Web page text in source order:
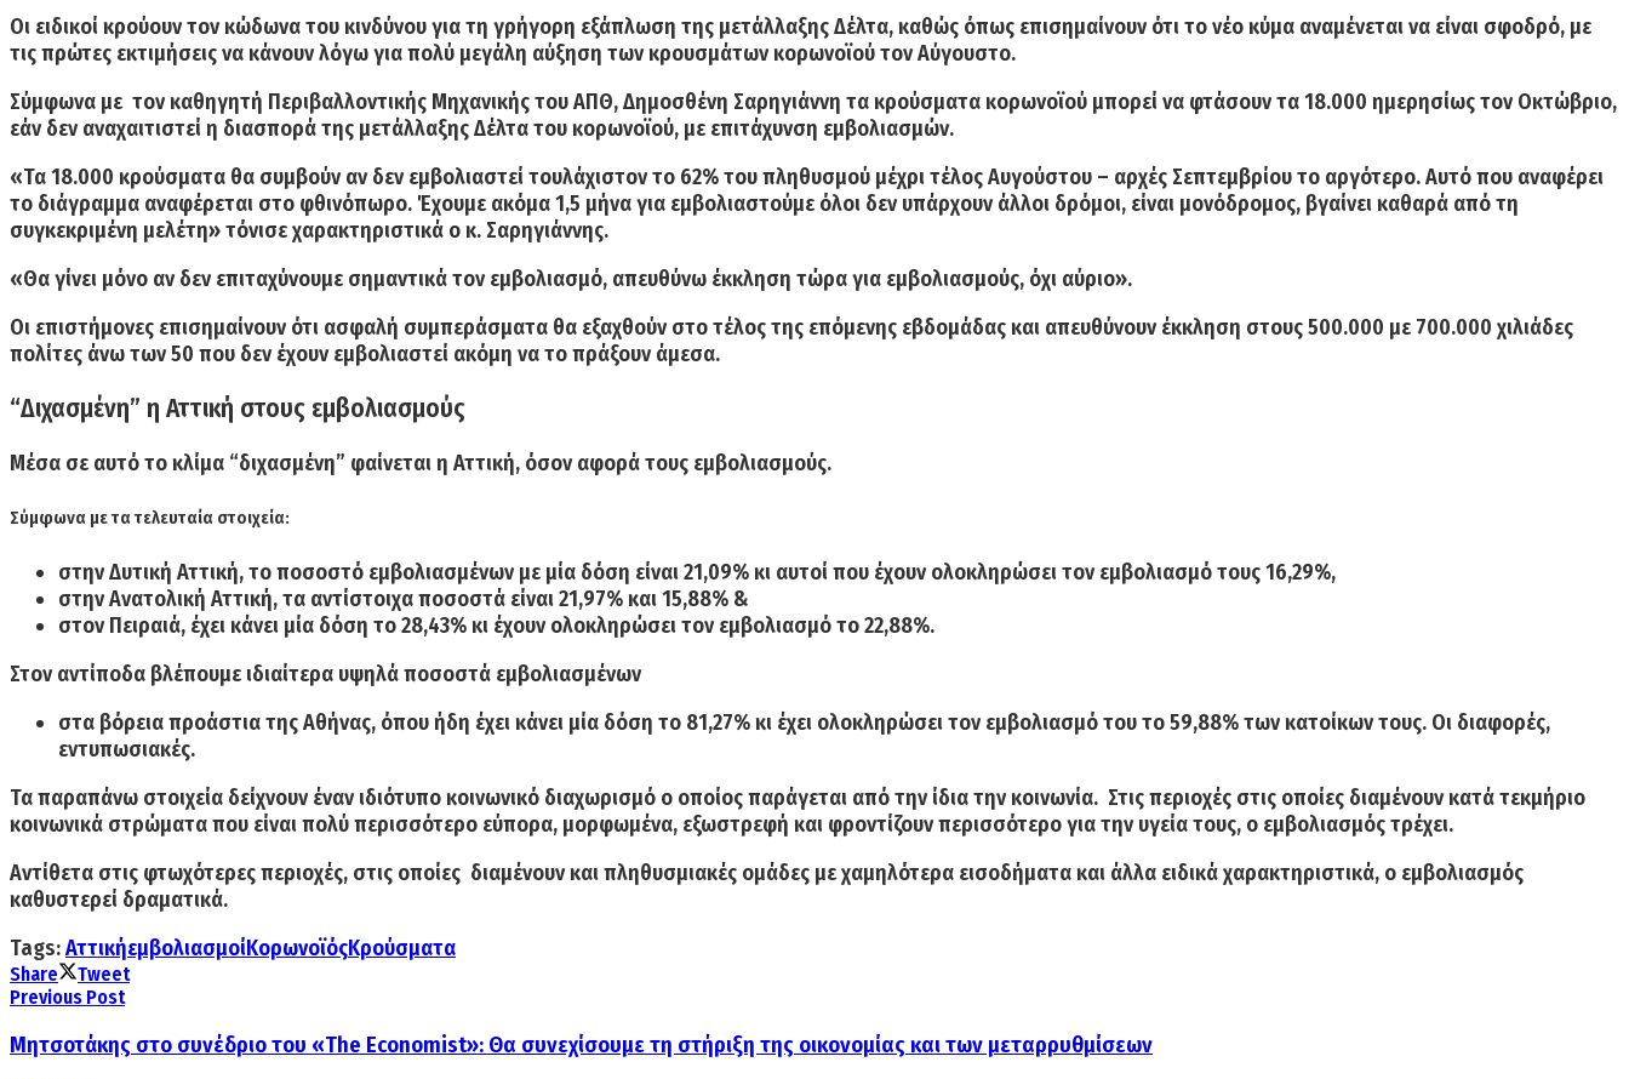
Οι ειδικοί κρούουν τον κώδωνα του κινδύνου για τη γρήγορη εξάπλωση της μετάλλαξης Δέλτα, καθώς όπως επισημαίνουν ότι το νέο κύμα αναμένεται να είναι σφοδρό, με
τις πρώτες εκτιμήσεις να κάνουνλόγω για πολύ μεγάλη αύξηση των κρουσμάτων κορωνοϊού τον Αύγουστο.
Σύμφωνα με τον καθηγητή Περιβαλλοντικής Μηχανικής του ΑΠΘ,Δημοσθένη Σαρηγιάννη τα κρούσματα κορωνοϊού μπορεί να φτάσουν τα 18.000 ημερησίως τον Οκτώβριο,
εάν δεν αναχαιτιστεί η διασπορά της μετάλλαξης Δέλτα του κορωνοϊού, με επιτάχυνση εμβολιασμών.
«Τα 18.000 κρούσματα θα συμβούν αν δεν εμβολιαστεί τουλάχιστον το 62%του πληθυσμού μέχρι τέλος Αυγούστου – αρχές Σεπτεμβρίου το αργότερο. Αυτό που αναφέρει
το διάγραμμα αναφέρεται στο φθινόπωρο. Έχουμε ακόμα 1,5 μήνα για εμβολιαστούμε όλοι δεν υπάρχουν άλλοι δρόμοι, είναι μονόδρομος, βγαίνει καθαρά από τη
συγκεκριμένη μελέτη» τόνισε χαρακτηριστικά ο κ. Σαρηγιάννης.
«Θα γίνει μόνο αν δεν επιταχύνουμε σημαντικά τον εμβολιασμό, απευθύνω έκκληση τώρα για εμβολιασμούς, όχι αύριο».
Οι επιστήμονες επισημαίνουν ότι ασφαλή συμπεράσματα θα εξαχθούν στο τέλος της επόμενης εβδομάδας και απευθύνουν έκκληση στους500.000 με 700.000 χιλιάδες
πολίτες άνω των 50 που δεν έχουν εμβολιαστεί ακόμη να το πράξουν άμεσα.
“Διχασμένη” η Αττική στους εμβολιασμούς
Μέσα σε αυτό το κλίμα “διχασμένη” φαίνεται η Αττική, όσον αφορά τους εμβολιασμούς.
Σύμφωνα με τα τελευταία στοιχεία:
στηνΔυτική Αττική,το ποσοστό εμβολιασμένων με μία δόση είναι 21,09%κι αυτοί που έχουν ολοκληρώσει τον εμβολιασμό τους16,29%,
στηνΑνατολική Αττική,τα αντίστοιχα ποσοστά είναι21,97% και 15,88% &
στον Πειραιά, έχει κάνει μία δόση το 28,43%κι έχουν ολοκληρώσει τον εμβολιασμό το22,88%.
Στον αντίποδα βλέπουμε ιδιαίτερα υψηλά ποσοστά εμβολιασμένων
στα βόρειαπροάστια της Αθήνας, όπου ήδη έχει κάνει μία δόση το 81,27%κι έχει ολοκληρώσει τον εμβολιασμό του το59,88%των κατοίκων τους. Οι διαφορές,
εντυπωσιακές.
Τα παραπάνω στοιχεία δείχνουν έναν ιδιότυπο κοινωνικό διαχωρισμό ο οποίος παράγεται από την ίδια την κοινωνία. Στις περιοχές στις οποίες διαμένουν κατά τεκμήριο
κοινωνικά στρώματα που είναι πολύ περισσότερο εύπορα, μορφωμένα, εξωστρεφή και φροντίζουν περισσότερο για την υγεία τους, ο εμβολιασμός τρέχει.
Αντίθετα στις φτωχότερες περιοχές, στις οποίες διαμένουν και πληθυσμιακές ομάδες με χαμηλότερα εισοδήματα και άλλα ειδικά χαρακτηριστικά, ο εμβολιασμός
καθυστερεί δραματικά.
Tags:ΑττικήεμβολιασμοίΚορωνοϊόςΚρούσματα
Share
Tweet
Previous Post
Μητσοτάκης στο συνέδριο του «The Economist»: Θα συνεχίσουμε τη στήριξη της οικονομίας και των μεταρρυθμίσεων